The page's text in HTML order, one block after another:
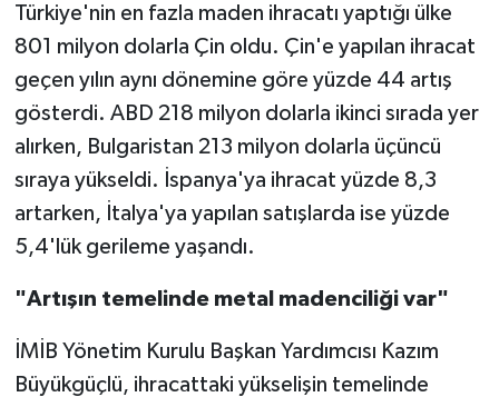
Türkiye'nin en fazla maden ihracatı yaptığı ülke
801 milyon dolarla Çin oldu. Çin'e yapılan ihracat
geçen yılın aynı dönemine göre yüzde 44 artış
gösterdi. ABD 218 milyon dolarla ikinci sırada yer
alırken, Bulgaristan 213 milyon dolarla üçüncü
sıraya yükseldi. İspanya'ya ihracat yüzde 8,3
artarken, İtalya'ya yapılan satışlarda ise yüzde
5,4'lük gerileme yaşandı.
"Artışın temelinde metal madenciliği var"
İMİB Yönetim Kurulu Başkan Yardımcısı Kazım
Büyükgüçlü, ihracattaki yükselişin temelinde